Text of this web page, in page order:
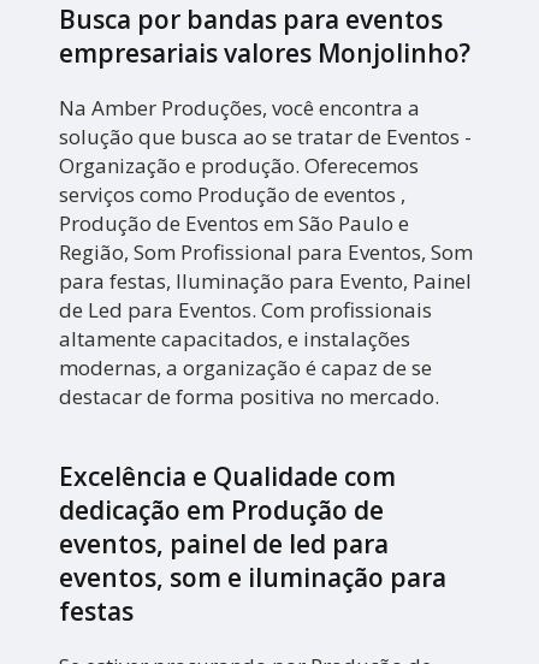
Busca por bandas para eventos
empresariais valores Monjolinho?
Na Amber Produções, você encontra a
solução que busca ao se tratar de Eventos -
Organização e produção. Oferecemos
serviços como Produção de eventos ,
Produção de Eventos em São Paulo e
Região, Som Profissional para Eventos, Som
para festas, Iluminação para Evento, Painel
de Led para Eventos. Com profissionais
altamente capacitados, e instalações
modernas, a organização é capaz de se
destacar de forma positiva no mercado.
Excelência e Qualidade com
dedicação em Produção de
eventos, painel de led para
eventos, som e iluminação para
festas